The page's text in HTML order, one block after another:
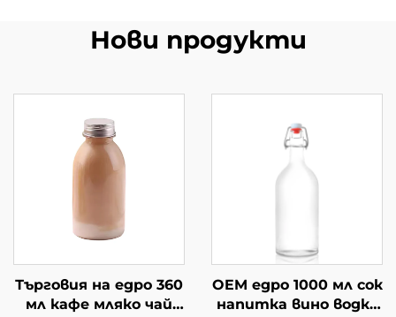
Нови продукти
Търговия на едро 360
мл кафе мляко чай
OEM едро 1000 мл сок
напитка вино водка